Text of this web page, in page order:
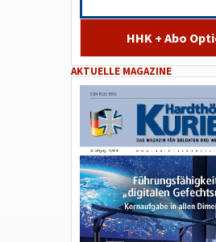
HHK + Abo
AKTUELLE MAGAZINE